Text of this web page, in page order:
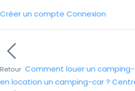
Créer un compte Connexion
Retour Comment louer un
en location un camping-car ?